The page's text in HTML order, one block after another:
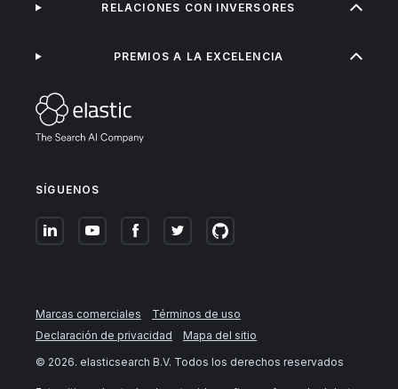
SÍGUENOS
RELACIONES CON INVERSORES
PREMIOS A LA EXCELENCIA
Marcas comerciales
Términos de uso
Declaración de privacidad
Mapa del sitio
© 2026. elasticsearch B.V. Todos los derechos reservados